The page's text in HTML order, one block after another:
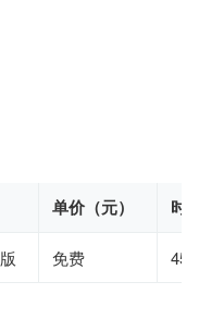
单价（元） 时
免费 45